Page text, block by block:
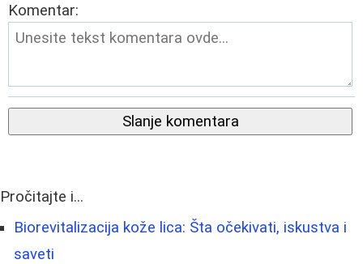
Komentar:
Slanje komentara
Pročitajte i...
Biorevitalizacija kože lica: Šta očekivati, iskustva i
saveti